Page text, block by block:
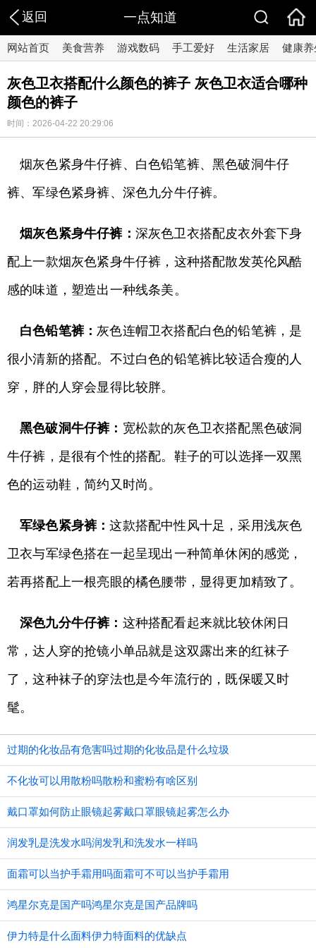
返回 一点知道
网站首页 美食营养 游戏数码 手工爱好 生活家居 健康养
灰色卫衣搭配什么颜色的裤子 灰色卫衣适合哪种
颜色的裤子
时间：2026-04-22 20:29:06
烟灰色紧身牛仔裤、白色铅笔裤、黑色破洞牛仔
裤、军绿色紧身裤、深色九分牛仔裤。
烟灰色紧身牛仔裤： 深灰色卫衣搭配皮衣外套下身
配上一款烟灰色紧身牛仔裤，这种搭配散发英伦风酷
感的味道，塑造出一种线条美。
白色铅笔裤： 灰色连帽卫衣搭配白色的铅笔裤，是
很小清新的搭配。不过白色的铅笔裤比较适合瘦的人
穿，胖的人穿会显得比较胖。
黑色破洞牛仔裤： 宽松款的灰色卫衣搭配黑色破洞
牛仔裤，是很有个性的搭配。鞋子的可以选择一双黑
色的运动鞋，简约又时尚。
军绿色紧身裤：这款搭配中性风十足，采用浅灰色
卫衣与军绿色搭在一起呈现出一种简单休闲的感觉，
若再搭配上一根亮眼的橘色腰带，显得更加精致了。
深色九分牛仔裤： 这种搭配看起来就比较休闲日
常，达人穿的抢镜小单品就是这双露出来的红袜子
了，这种袜子的穿法也是今年流行的，既保暖又时
髦。
过期的化妆品有危害吗过期的化妆品是什么垃圾
不化妆可以用散粉吗散粉和蜜粉有啥区别
戴口罩如何防止眼镜起雾戴口罩眼镜起雾怎么办
润发乳是洗发水吗润发乳和洗发水一样吗
面霜可以当护手霜用吗面霜可不可以当护手霜用
鸿星尔克是国产吗鸿星尔克是国产品牌吗
伊力特是什么面料伊力特面料的优缺点